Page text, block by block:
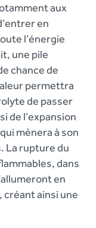
aux
en
l’énergie
une pile
chance de
permettra
de passer
de l’expansion
mènera à son
La rupture du
dans
en
créant ainsi une